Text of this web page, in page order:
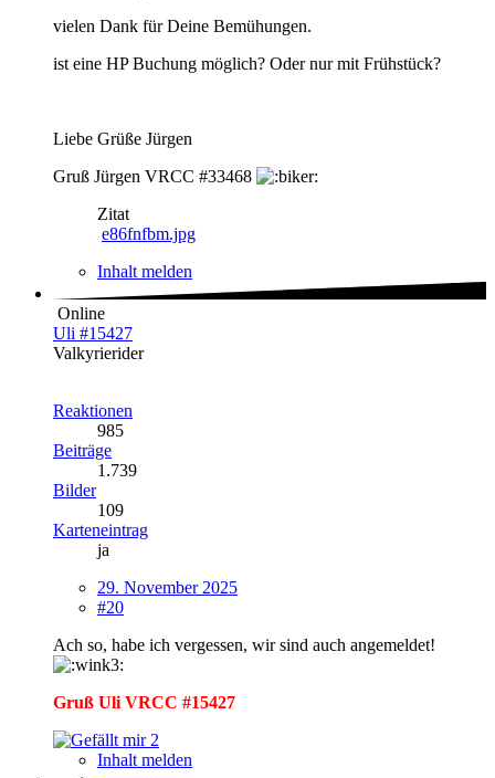
vielen Dank für Deine Bemühungen.
ist eine HP Buchung möglich? Oder nur mit Frühstück?
Liebe Grüße Jürgen
Gruß Jürgen VRCC #33468
Zitat
e86fnfbm.jpg
Inhalt melden
Online
Uli #15427
Valkyrierider
Reaktionen
985
Beiträge
1.739
Bilder
109
Karteneintrag
ja
29. November 2025
#20
Ach so, habe ich vergessen, wir sind auch angemeldet!
Gruß Uli VRCC #15427
2
Inhalt melden